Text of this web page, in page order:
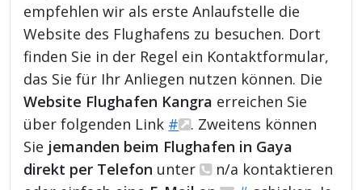
empfehlen wir als erste Anlaufstelle die
Website des Flughafens zu besuchen. Dort
finden Sie in der Regel ein Kontaktformular,
das Sie für Ihr Anliegen nutzen können. Die
Website Flughafen Kangra erreichen Sie
über folgenden Link #
. Zweitens können
Sie jemanden beim Flughafen in Gaya
direkt per Telefon unter
n/a kontaktieren